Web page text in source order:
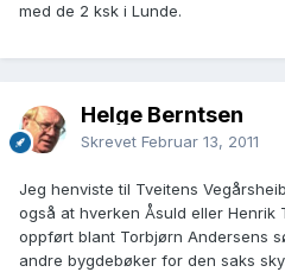
med de 2 ksk i Lunde.
Helge Berntsen
Skrevet Februar 13, 2011
Jeg henviste til Tveitens
også at hverken Åsuld eller Henrik
oppført blant Torbjørn Andersens
andre bygdebøker for den saks